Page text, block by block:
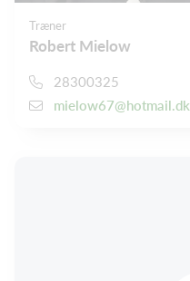
Træner
Robert Mielow
28300325
mielow67@hotmail.dk